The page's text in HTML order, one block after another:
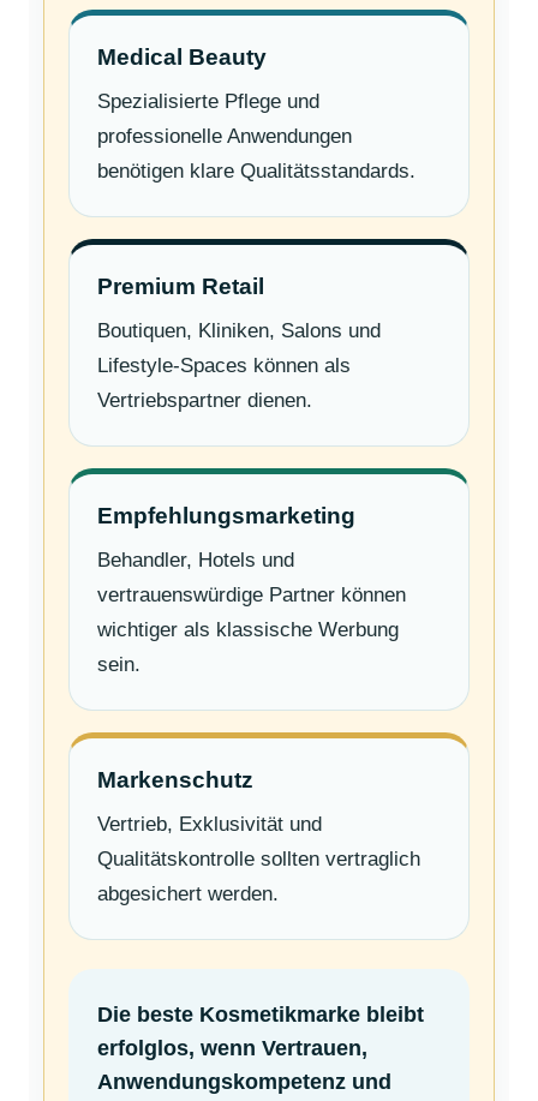
Medical Beauty
Spezialisierte Pflege und
professionelle Anwendungen
benötigen klare Qualitätsstandards.
Premium Retail
Boutiquen, Kliniken, Salons und
Lifestyle-Spaces können als
Vertriebspartner dienen.
Empfehlungsmarketing
Behandler, Hotels und
vertrauenswürdige Partner können
wichtiger als klassische Werbung
sein.
Markenschutz
Vertrieb, Exklusivität und
Qualitätskontrolle sollten vertraglich
abgesichert werden.
Die beste Kosmetikmarke bleibt
erfolglos, wenn Vertrauen,
Anwendungskompetenz und